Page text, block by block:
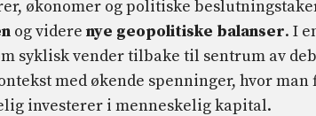
økonomer og politiske
og videre nye geopolitiske balanser. I
syklisk vender tilbake til sentrum av
med økende spenninger, hvor
investerer i menneskelig kapital.